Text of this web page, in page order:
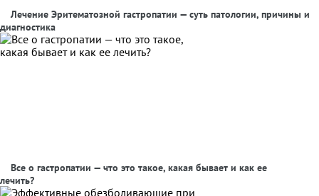
Лечение Эритематозной гастропатии — суть патологии, причины и
диагностика
Все о гастропатии — что это такое, какая бывает и как ее
лечить?